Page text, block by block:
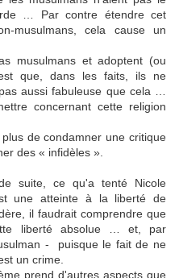
… Par contre étendre cet
musulmans, cela cause un
musulmans et adoptent (ou
que, dans les faits, ils ne
aussi fabuleuse que cela …
concernant cette religion
de condamner une critique
des « infidèles ».
suite, ce qu'a tenté Nicole
une atteinte à la liberté de
il faudrait comprendre que
liberté absolue … et, par
- puisque le fait de ne
un crime.
prend d'autres aspects que